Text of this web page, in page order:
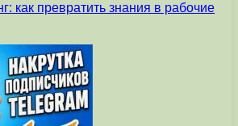
как превратить знания в рабочие